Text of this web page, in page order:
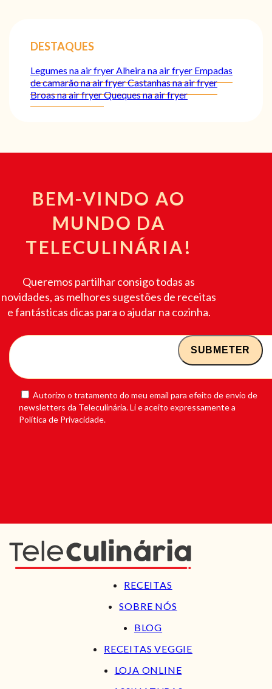
DESTAQUES
Legumes na air fryerAlheira na air fryer Empadas
de camarão na air fryerCastanhas na air fryer
Broas na air fryerQueques na air fryer
BEM-VINDO AO
MUNDO DA
TELECULINÁRIA!
Queremos partilhar consigo todas as
novidades, as melhores sugestões de receitas
e fantásticas dicas para o ajudar na cozinha.
Autorizo o tratamento do meu email para efeito de envio de
newsletters da Teleculinária. Li e aceito expressamente a
Política de Privacidade.
RECEITAS
SOBRE NÓS
BLOG
RECEITAS VEGGIE
LOJA ONLINE